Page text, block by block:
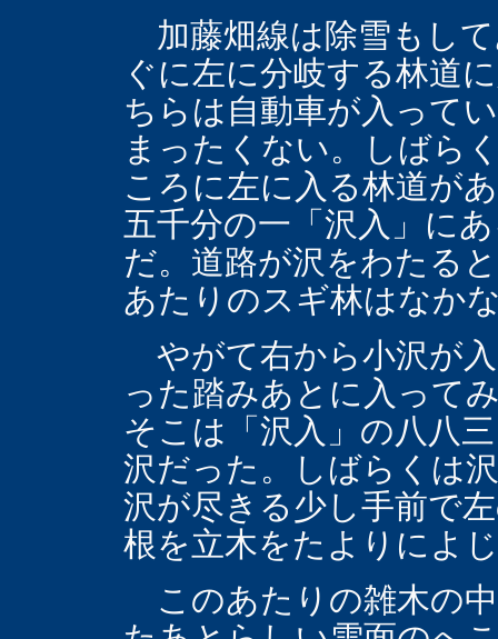
加藤畑線は除雪もし
ぐに左に分岐する林道
ちらは自動車が入って
まったくない。しばら
ころに左に入る林道が
五千分の一「沢入」に
だ。道路が沢をわたる
あたりのスギ林はなか
やがて右から小沢が
った踏みあとに入って
そこは「沢入」の八八
沢だった。しばらくは
沢が尽きる少し手前で
根を立木をたよりによ
このあたりの雑木の